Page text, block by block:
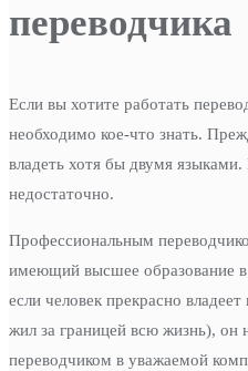
переводчика
Если вы хотите работать
необходимо кое-что знать.
владеть хотя бы двумя
недостаточно.
Профессиональным
имеющий высшее образование
если человек прекрасно
жил за границей всю жизнь), он
переводчиком в уважаемой